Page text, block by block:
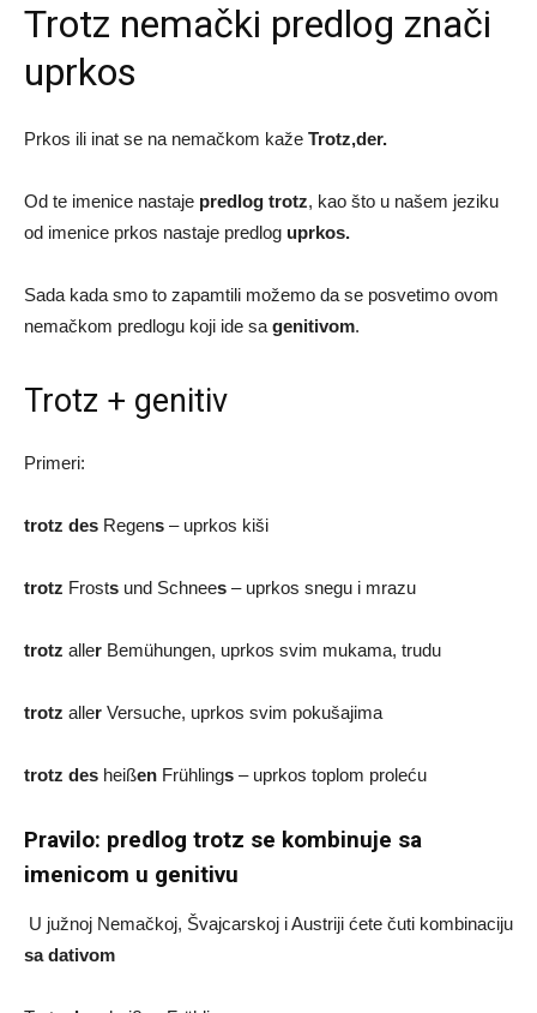
Trotz nemački predlog znači
uprkos
Prkos ili inat se na nemačkom kaže Trotz,der.
Od te imenice nastaje predlog trotz, kao što u našem jeziku
od imenice prkos nastaje predlog uprkos.
Sada kada smo to zapamtili možemo da se posvetimo ovom
nemačkom predlogu koji ide sa genitivom.
Trotz + genitiv
Primeri:
trotz des Regens – uprkos kiši
trotz Frosts und Schnees – uprkos snegu i mrazu
trotz aller Bemühungen, uprkos svim mukama, trudu
trotz aller Versuche, uprkos svim pokušajima
trotz des heißen Frühlings – uprkos toplom proleću
Pravilo: predlog trotz se kombinuje sa
imenicom u genitivu
U južnoj Nemačkoj, Švajcarskoj i Austriji ćete čuti kombinaciju
sa dativom